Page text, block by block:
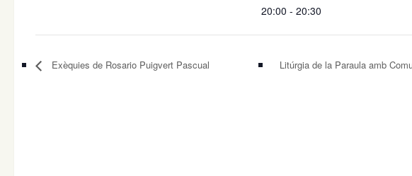
20:00 - 20:30
Exèquies de Rosario Puigvert Pascual Litúrgia de la Paraula amb